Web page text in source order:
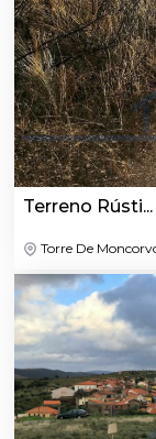
Terreno Rústi...
Torre De